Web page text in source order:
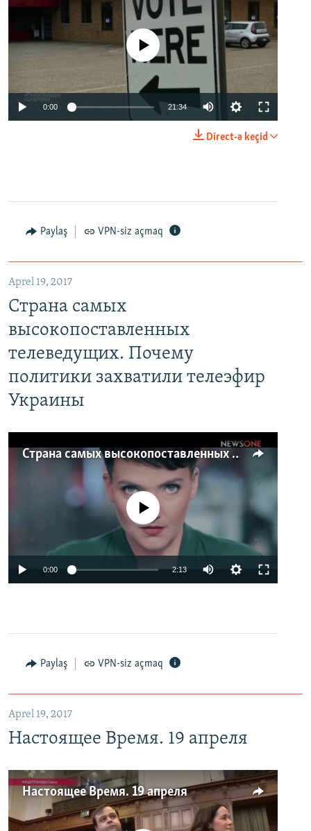
No media source currently available
0:00 21:34
Direct-ə keçid
Paylaş VPN-siz açmaq
Aprel 19, 2017
Страна самых
высокопоставленных
телеведущих. Почему
политики захватили телеэфир
Украины
Страна самых высокопоставленных телеведущих. Почему политики захватили телеэфир Украины
No media source currently available
0:00 2:13
Paylaş VPN-siz açmaq
Aprel 19, 2017
Настоящее Время. 19 апреля
Настоящее Время. 19 апреля